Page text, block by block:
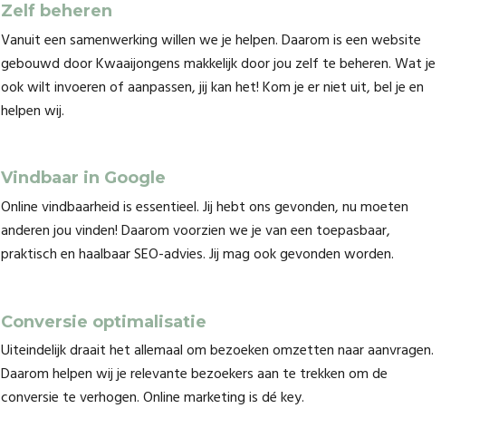
Zelf beheren
Vanuit een samenwerking willen we je helpen. Daarom is een website
gebouwd door Kwaaijongens makkelijk door jou zelf te beheren. Wat je
ook wilt invoeren of aanpassen, jij kan het! Kom je er niet uit, bel je en
helpen wij.
Vindbaar in Google
Online vindbaarheid is essentieel. Jij hebt ons gevonden, nu moeten
anderen jou vinden! Daarom voorzien we je van een toepasbaar,
praktisch en haalbaar SEO-advies. Jij mag ook gevonden worden.
Conversie optimalisatie
Uiteindelijk draait het allemaal om bezoeken omzetten naar aanvragen.
Daarom helpen wij je relevante bezoekers aan te trekken om de
conversie te verhogen. Online marketing is dé key.